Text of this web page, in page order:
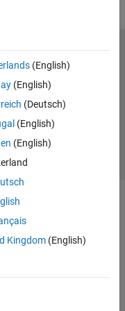
(English)
(English)
(Deutsch)
(English)
(English)
Kingdom(English)
Contacts locaux